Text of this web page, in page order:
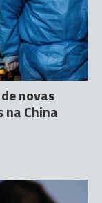
novas
China